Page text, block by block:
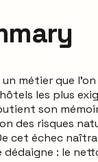
un métier que
les plus
son
des risques
cet échec
dédaigne : le